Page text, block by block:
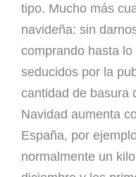
tipo. Mucho más
navideña: sin
comprando hasta
seducidos por la
cantidad de basura
Navidad aumenta
España, por
normalmente un